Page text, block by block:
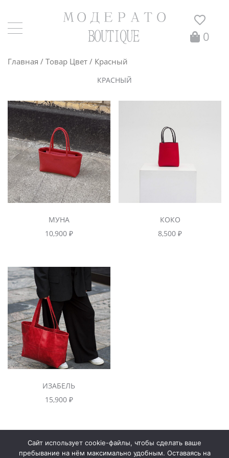
0
Главная / Товар Цвет / Красный
КРАСНЫЙ
МУНА
10,900 ₽
КОКО
8,500₽
ИЗАБЕЛЬ
15,900 ₽
Контакты
Сайт использует cookie-файлы, чтобы сделать ваше
пребывание на нём максимально удобным. Оставаясь на